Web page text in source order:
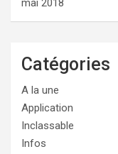
mai 2018
Catégories
A la une
Application
Inclassable
Infos